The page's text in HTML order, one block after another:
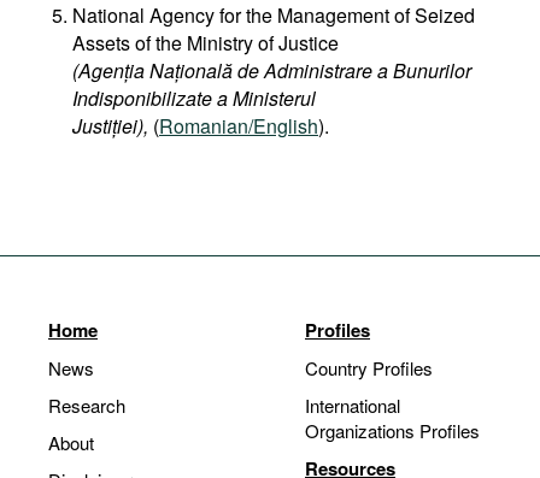
National Agency for the Management of Seized
Assets of the Ministry of Justice
(Agenția Națională de Administrare a Bunurilor
Indisponibilizate a Ministerul
Justiției), (Romanian/English).
Home
News
Research
About
Profiles
Country Profiles
International
Organizations Profiles
Resources